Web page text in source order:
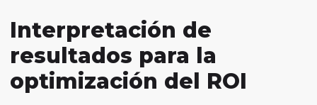
Interpretación de
resultados para la
optimización del ROI